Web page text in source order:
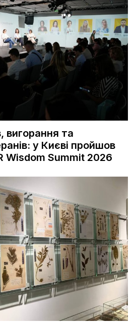
вигорання та
у Києві пройшов
Wisdom Summit 2026